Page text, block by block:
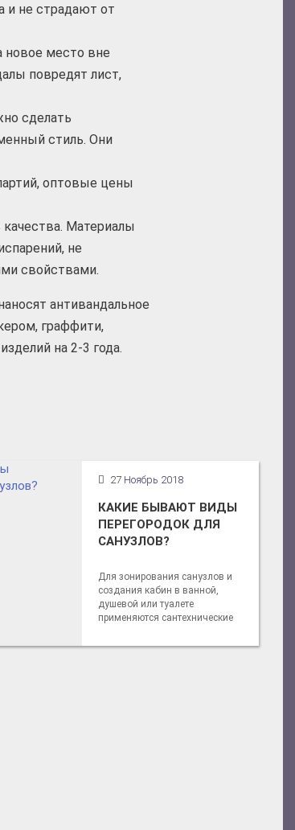
и не страдают от
новое место вне
повредят лист,
сделать
стиль. Они
оптовые цены
качества. Материалы
не
свойствами.
антивандальное
граффити,
на 2-3 года.
27 Ноябрь 2018
КАКИЕ БЫВАЮТ ВИДЫ
ПЕРЕГОРОДОК ДЛЯ
САНУЗЛОВ?
Для зонирования санузлов и
создания кабин в ванной,
душевой или туалете
применяются сантехнические